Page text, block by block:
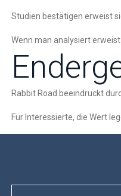
Studien bestätigen erweist
Wenn man analysiert
Rabbit Road beeindruckt
Für Interessierte, die Wert